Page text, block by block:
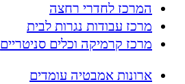
המרכז לחדרי רחצה
מרכז עבודות נגרות לבית
מרכז קרמיקה וכלים סניטריים
ארונות אמבטיה עומדים